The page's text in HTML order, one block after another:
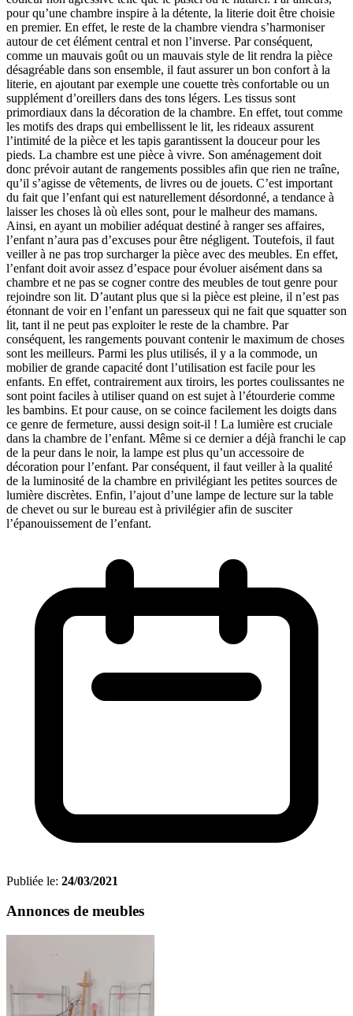
pour qu’une chambre inspire à la détente, la literie doit être choisie
en premier. En effet, le reste de la chambre viendra s’harmoniser
autour de cet élément central et non l’inverse. Par conséquent,
comme un mauvais goût ou un mauvais style de lit rendra la pièce
désagréable dans son ensemble, il faut assurer un bon confort à la
literie, en ajoutant par exemple une couette très confortable ou un
supplément d’oreillers dans des tons légers. Les tissus sont
primordiaux dans la décoration de la chambre. En effet, tout comme
les motifs des draps qui embellissent le lit, les rideaux assurent
l’intimité de la pièce et les tapis garantissent la douceur pour les
pieds. La chambre est une pièce à vivre. Son aménagement doit
donc prévoir autant de rangements possibles afin que rien ne traîne,
qu’il s’agisse de vêtements, de livres ou de jouets. C’est important
du fait que l’enfant qui est naturellement désordonné, a tendance à
laisser les choses là où elles sont, pour le malheur des mamans.
Ainsi, en ayant un mobilier adéquat destiné à ranger ses affaires,
l’enfant n’aura pas d’excuses pour être négligent. Toutefois, il faut
veiller à ne pas trop surcharger la pièce avec des meubles. En effet,
l’enfant doit avoir assez d’espace pour évoluer aisément dans sa
chambre et ne pas se cogner contre des meubles de tout genre pour
rejoindre son lit. D’autant plus que si la pièce est pleine, il n’est pas
étonnant de voir en l’enfant un paresseux qui ne fait que squatter son
lit, tant il ne peut pas exploiter le reste de la chambre. Par
conséquent, les rangements pouvant contenir le maximum de choses
sont les meilleurs. Parmi les plus utilisés, il y a la commode, un
mobilier de grande capacité dont l’utilisation est facile pour les
enfants. En effet, contrairement aux tiroirs, les portes coulissantes ne
sont point faciles à utiliser quand on est sujet à l’étourderie comme
les bambins. Et pour cause, on se coince facilement les doigts dans
ce genre de fermeture, aussi design soit-il ! La lumière est cruciale
dans la chambre de l’enfant. Même si ce dernier a déjà franchi le cap
de la peur dans le noir, la lampe est plus qu’un accessoire de
décoration pour l’enfant. Par conséquent, il faut veiller à la qualité
de la luminosité de la chambre en privilégiant les petites sources de
lumière discrètes. Enfin, l’ajout d’une lampe de lecture sur la table
de chevet ou sur le bureau est à privilégier afin de susciter
l’épanouissement de l’enfant.
Publiée le: 24/03/2021
Annonces de meubles